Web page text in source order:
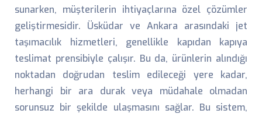
sunarken, müşterilerin ihtiyaçlarına özel çözümler
geliştirmesidir. Üsküdar ve Ankara arasındaki jet
taşımacılık hizmetleri, genellikle kapıdan kapıya
teslimat prensibiyle çalışır. Bu da, ürünlerin alındığı
noktadan doğrudan teslim edileceği yere kadar,
herhangi bir ara durak veya müdahale olmadan
sorunsuz bir şekilde ulaşmasını sağlar. Bu sistem,